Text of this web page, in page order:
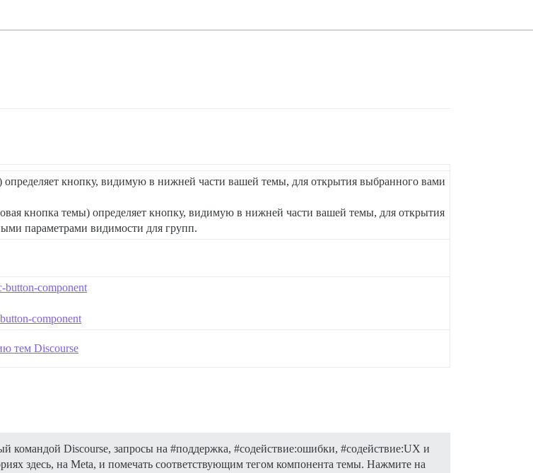
кнопку, видимую в нижней части вашей темы, для открытия выбранного вами
кнопка темы) определяет кнопку, видимую в нижней части вашей темы, для открытия
параметрами видимости для групп.
button-component
component
тем Discourse
командой Discourse, запросы на #поддержка, #содействие:ошибки, #содействие:UX и
здесь, на Meta, и помечать соответствующим тегом компонента темы. Нажмите на